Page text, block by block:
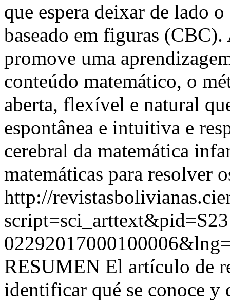
que espera deixar de lado
baseado em figuras
promove uma
conteúdo matemático, o
aberta, flexível e natural
espontânea e intuitiva e
cerebral da matemática
matemáticas para resolver
http://
RESUMEN El artículo de
identificar qué se conoce y